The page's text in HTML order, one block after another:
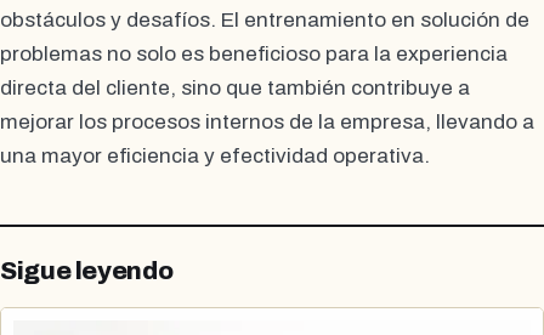
obstáculos y desafíos. El entrenamiento en solución de
problemas no solo es beneficioso para la experiencia
directa del cliente, sino que también contribuye a
mejorar los procesos internos de la empresa, llevando a
una mayor eficiencia y efectividad operativa.
Sigue leyendo